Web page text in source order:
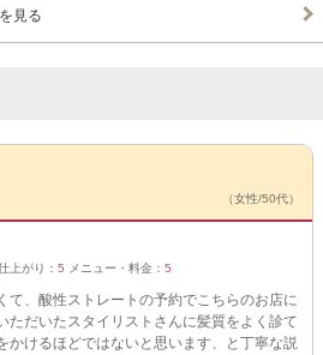
見る
（女性/50代）
上がり： 5 メニュー・料金： 5
て、酸性ストレートの予約でこちらのお店に
ただいたスタイリストさんに髪質をよく診て
かけるほどではないと思います、と丁寧な説